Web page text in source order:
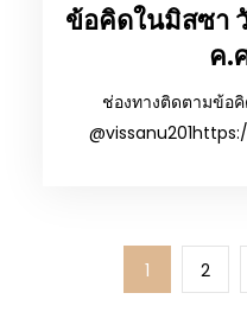
ข้อคิดในมิสซา
ค.
ช่องทางติดตามข้อ
Page
1 Page
2